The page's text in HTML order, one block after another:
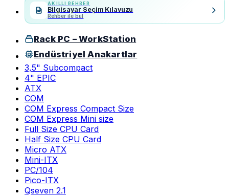
AKILLI REHBER
Bilgisayar Seçim Kılavuzu
Rehber ile bul
Rack PC – WorkStation
Endüstriyel Anakartlar
3,5" Subcompact
4" EPIC
ATX
COM
COM Express Compact Size
COM Express Mini size
Full Size CPU Card
Half Size CPU Card
Micro ATX
Mini-ITX
PC/104
Pico-ITX
Qseven 2.1